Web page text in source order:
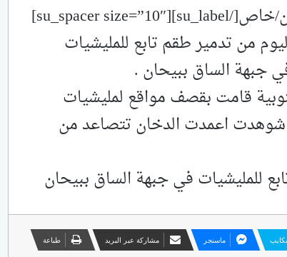
[su_label type=”info”]سمانيوز/شبوة/بيحان/خاص[/su_label][su_spacer size=”10″]
من تدمير طقم تابع للمليشيات
جبهة الساق ببيحان .
قامت بقصف مواقع لمليشيات
شوهدت اعمدت الدخان تتصاعد من
للمليشيات في جبهة الساق ببيحان
ماسنجر مشاركة عبر البريد طباعة